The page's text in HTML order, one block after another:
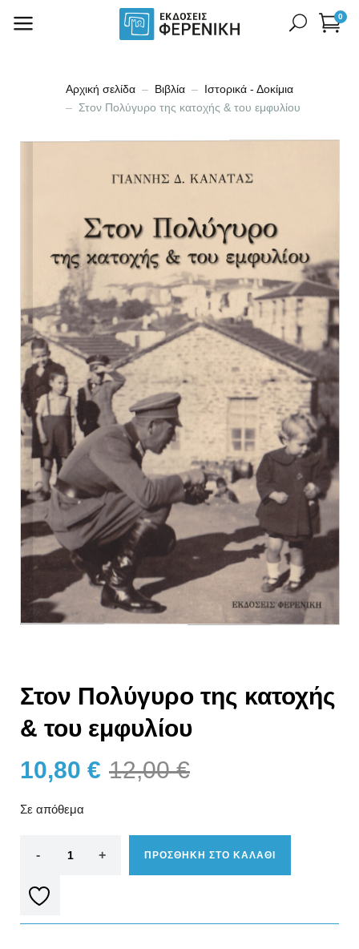
0
Αρχική σελίδα Βιβλία
Ιστορικά - Δοκίμια
Στον Πολύγυρο της κατοχής & του εμφυλίου
Στον Πολύγυρο της κατοχής
& του εμφυλίου
12,00€
10,80 €
Σε απόθεμα
ΠΡΟΣΘΗΚΗ ΣΤΟ ΚΑΛΑΘΙ